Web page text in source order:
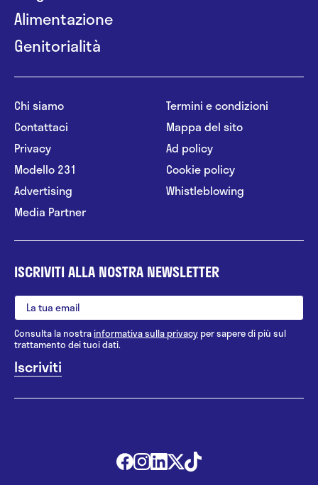
Alimentazione
Genitorialità
Chi siamo
Contattaci
Privacy
Modello 231
Advertising
Media Partner
Termini e condizioni
Mappa del sito
Ad policy
Cookie policy
Whistleblowing
ISCRIVITI ALLA NOSTRA NEWSLETTER
Consulta la nostrainformativa sulla privacy per sapere di più sul
trattamento dei tuoi dati.